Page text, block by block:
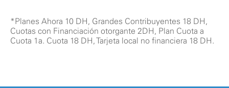
*Planes Ahora 10 DH, Grandes Contribuyentes 18 DH,
Cuotas con Financiación otorgante 2DH, Plan Cuota a
Cuota 1a. Cuota 18 DH, Tarjeta local no financiera 18 DH.